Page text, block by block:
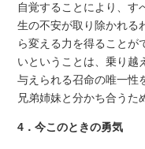
自覚することにより、す
生の不安が取り除かれる
ら変える力を得ることが
いということは、乗り越
与えられる召命の唯一性
兄弟姉妹と分かち合うた
4．今このときの勇気